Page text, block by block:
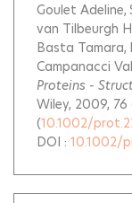
Goulet Adeline
van Tilbeurgh
Basta Tamara
Campanacci
Proteins -
Wiley, 2009, 76
(10.1002/
DOI : 10.1002/